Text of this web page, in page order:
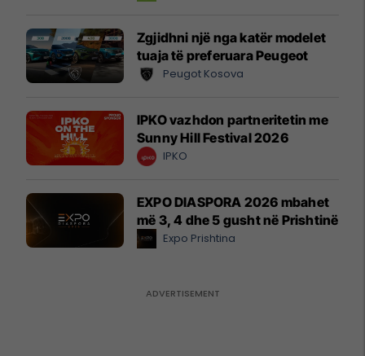
Zgjidhni një nga katër modelet
tuaja të preferuara Peugeot
Peugot Kosova
IPKO vazhdon partneritetin me
Sunny Hill Festival 2026
IPKO
EXPO DIASPORA 2026 mbahet
më 3, 4 dhe 5 gusht në Prishtinë
Expo Prishtina